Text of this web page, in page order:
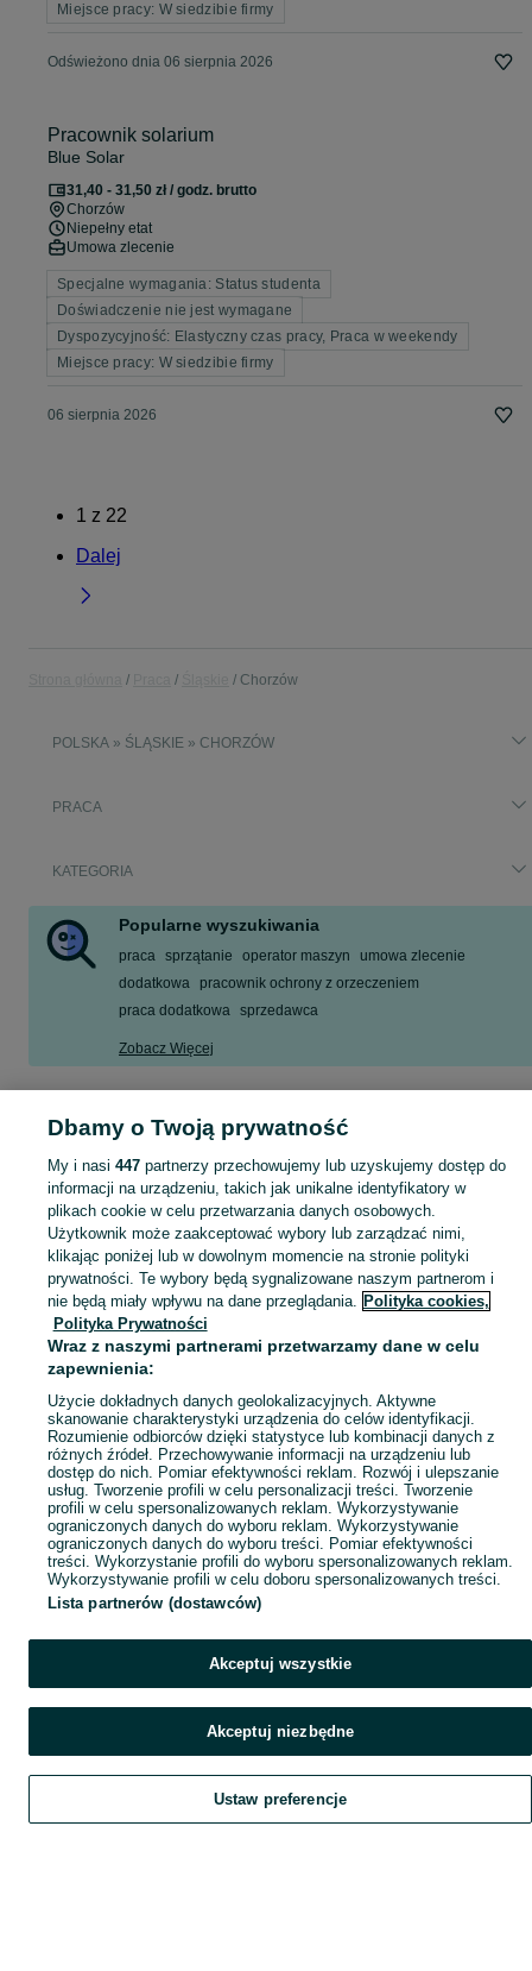
Miejsce pracy: W siedzibie firmy
Odświeżono dnia 06 sierpnia 2026
Pracownik solarium
Blue Solar
31,40 - 31,50 zł / godz. brutto
Chorzów
Niepełny etat
Umowa zlecenie
Specjalne wymagania: Status studenta
Doświadczenie nie jest wymagane
Dyspozycyjność: Elastyczny czas pracy, Praca w weekendy
Miejsce pracy: W siedzibie firmy
06 sierpnia 2026
1 z 22
Dalej
Chorzów
POLSKA » ŚLĄSKIE » CHORZÓW
PRACA
KATEGORIA
Popularne wyszukiwania
praca sprzątanie operator maszyn
umowa zlecenie
dodatkowa
pracownik ochrony z orzeczeniem
praca dodatkowa sprzedawca
Zobacz Więcej
Mapa kategorii
Mapa miejscowości
Mapa ministron
Popularne wyszukiwania
Szukaj Obserwujesz Dodaj Czat Konto
Dbamy o Twoją prywatność
My i nasi 447partnerzy przechowujemy lub uzyskujemy dostęp do
informacji na urządzeniu, takich jak unikalne identyfikatory w
plikach cookie w celu przetwarzania danych osobowych.
Użytkownik może zaakceptować wybory lub zarządzać nimi,
klikając poniżej lub w dowolnym momencie na stronie polityki
prywatności. Te wybory będą sygnalizowane naszym partnerom i
nie będą miały wpływu na dane przeglądania. Polityka cookies,
Polityka Prywatności
Wraz z naszymi partnerami przetwarzamy dane w celu
zapewnienia:
Użycie dokładnych danych geolokalizacyjnych. Aktywne
skanowanie charakterystyki urządzenia do celów identyfikacji.
Rozumienie odbiorców dzięki statystyce lub kombinacji danych z
różnych źródeł. Przechowywanie informacji na urządzeniu lub
dostęp do nich. Pomiar efektywności reklam. Rozwój i ulepszanie
usług. Tworzenie profili w celu personalizacji treści. Tworzenie
profili w celu spersonalizowanych reklam. Wykorzystywanie
ograniczonych danych do wyboru reklam. Wykorzystywanie
ograniczonych danych do wyboru treści. Pomiar efektywności
treści. Wykorzystanie profili do wyboru spersonalizowanych reklam.
Wykorzystywanie profili w celu doboru spersonalizowanych treści.
Lista partnerów (dostawców)
Akceptuj wszystkie
Akceptuj niezbędne
Ustaw preferencje